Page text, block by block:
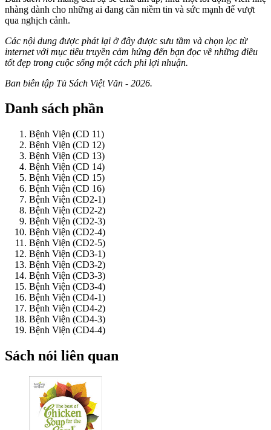
nhàng dành cho những ai đang cần niềm tin và sức mạnh để vượt
qua nghịch cảnh.
Các nội dung được phát lại ở đây được sưu tầm và chọn lọc từ
internet với mục tiêu truyền cảm hứng đến bạn đọc về những điều
tốt đẹp trong cuộc sống một cách phi lợi nhuận.
Ban biên tập Tủ Sách Việt Văn - 2026.
Danh sách phần
Bệnh Viện (CD 11)
Bệnh Viện (CD 12)
Bệnh Viện (CD 13)
Bệnh Viện (CD 14)
Bệnh Viện (CD 15)
Bệnh Viện (CD 16)
Bệnh Viện (CD2-1)
Bệnh Viện (CD2-2)
Bệnh Viện (CD2-3)
Bệnh Viện (CD2-4)
Bệnh Viện (CD2-5)
Bệnh Viện (CD3-1)
Bệnh Viện (CD3-2)
Bệnh Viện (CD3-3)
Bệnh Viện (CD3-4)
Bệnh Viện (CD4-1)
Bệnh Viện (CD4-2)
Bệnh Viện (CD4-3)
Bệnh Viện (CD4-4)
Sách nói liên quan